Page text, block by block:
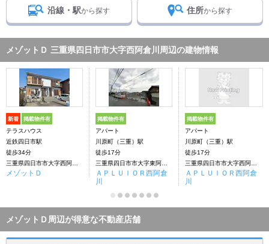
沿線・駅から探す 住所から探す
メゾットＤ 三重県四日市市大字西阿倉川周辺の建物情報
新着 掲載物件有
テラスハウス
近鉄四日市駅
徒歩34分
メゾットＤ
掲載物件有
アパート
川原町（三重）駅
徒歩17分
ＡＰＬＵＩＯＲ西阿倉
川
掲載物件有
アパート
川原町（三重）駅
徒歩17分
ＡＰＬＵＩＯＲ西阿倉
川
メゾットＤ周辺が得意な不動産店舗